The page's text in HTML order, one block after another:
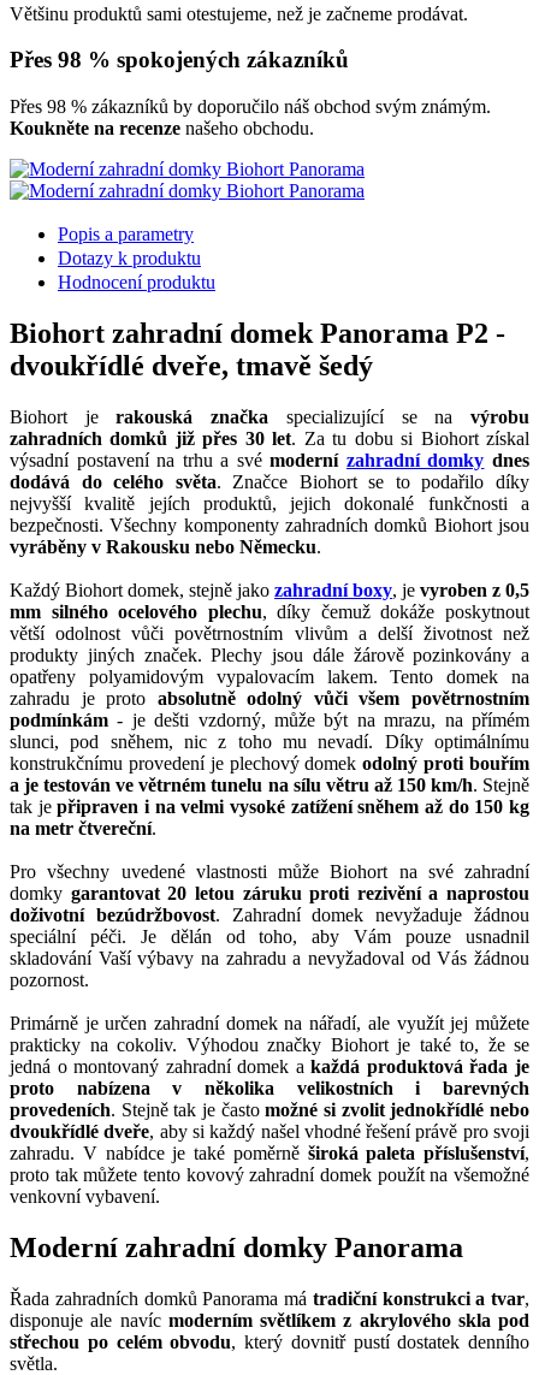
Většinu produktů sami otestujeme, než je začneme prodávat.
Přes 98 % spokojených zákazníků
Přes 98 % zákazníků by doporučilo náš obchod svým známým.
Koukněte na recenze našeho obchodu.
Popis a parametry
Dotazy k produktu
Hodnocení produktu
Biohort zahradní domek Panorama P2 -
dvoukřídlé dveře, tmavě šedý
Biohort jerakouská značka specializující se navýrobu
zahradních domků již přes 30 let. Za tu dobu si Biohort získal
výsadní postavení na trhu a svémoderní zahradní domky dnes
dodává do celého světa. Značce Biohort se to podařilo díky
nejvyšší kvalitě jejích produktů, jejich dokonalé funkčnosti a
bezpečnosti. Všechny komponenty zahradních domků Biohort jsou
vyráběny v Rakousku nebo Německu.
Každý Biohort domek, stejně jako zahradní boxy, je vyroben z 0,5
mm silného ocelového plechu, díky čemuž dokáže poskytnout
větší odolnost vůči povětrnostním vlivům a delší životnost než
produkty jiných značek. Plechy jsou dále žárově pozinkovány a
opatřeny polyamidovým vypalovacím lakem. Tento domek na
zahradu je proto absolutně odolný vůči všem povětrnostním
podmínkám - je dešti vzdorný, může být na mrazu, na přímém
slunci, pod sněhem, nic z toho mu nevadí. Díky optimálnímu
konstrukčnímu provedení je plechový domekodolný proti bouřím
a je testován ve větrném tunelu na sílu větru až 150 km/h. Stejně
tak jepřipraven i na velmi vysoké zatížení sněhem až do 150 kg
na metr čtvereční.
Pro všechny uvedené vlastnosti může Biohort na své zahradní
domky garantovat 20 letou záruku proti rezivění a naprostou
doživotní bezúdržbovost. Zahradní domek nevyžaduje žádnou
speciální péči. Je dělán od toho, aby Vám pouze usnadnil
skladování Vaší výbavy na zahradu a nevyžadoval od Vás žádnou
pozornost.
Primárně je určen zahradní domek na nářadí, ale využít jej můžete
prakticky na cokoliv. Výhodou značky Biohort je také to, že se
jedná o montovaný zahradní domek akaždá produktová řada je
proto nabízena v několika velikostních i barevných
provedeních. Stejně tak je častomožné si zvolit jednokřídlé nebo
dvoukřídlé dveře, aby si každý našel vhodné řešení právě pro svoji
zahradu. V nabídce je také poměrně široká paleta příslušenství,
proto tak můžete tento kovový zahradní domek použít na všemožné
venkovní vybavení.
Moderní zahradní domky Panorama
Řada zahradních domků Panorama má tradiční konstrukci a tvar,
disponuje ale navíc moderním světlíkem z akrylového skla pod
střechou po celém obvodu, který dovnitř pustí dostatek denního
světla.